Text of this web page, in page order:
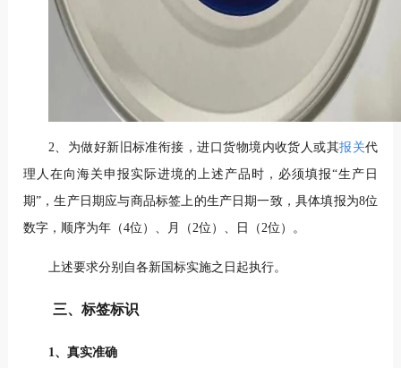
2、为做好新旧标准衔接，进口货物境内收货人或其报关代
理人在向海关申报实际进境的上述产品时，必须填报“生产日
期”，生产日期应与商品标签上的生产日期一致，具体填报为8位
数字，顺序为年（4位）、月（2位）、日（2位）。
上述要求分别自各新国标实施之日起执行。
三、标签标识
1、真实准确